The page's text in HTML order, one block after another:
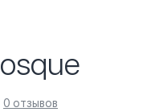
0 отзывов